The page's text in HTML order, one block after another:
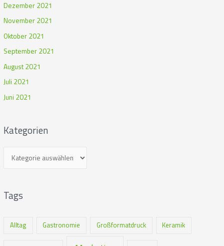
Dezember 2021
November 2021
Oktober 2021
September 2021
August 2021
Juli 2021
Juni 2021
Kategorien
Tags
Alltag Gastronomie Großformatdruck Keramik